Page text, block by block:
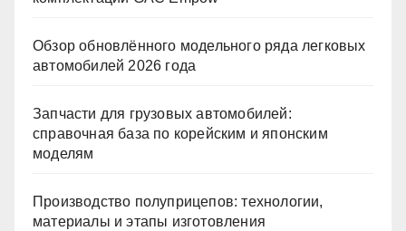
Обзор обновлённого модельного ряда легковых
автомобилей 2026 года
Запчасти для грузовых автомобилей:
справочная база по корейским и японским
моделям
Производство полуприцепов: технологии,
материалы и этапы изготовления